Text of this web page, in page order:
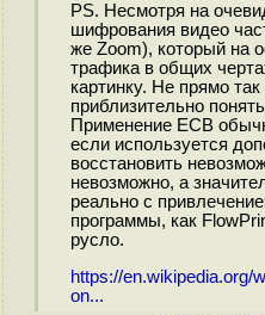
PS. Несмотря на
шифрования видео
же Zoom), который на
трафика в общих
картинку. Не прямо
приблизительно
Применение ECB
если используется
восстановить
невозможно, а
реально с
программы, как
русло.
https://en.wikipedia.org/
on...